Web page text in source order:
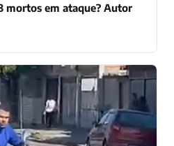
mortos em ataque? Autor